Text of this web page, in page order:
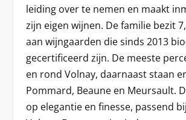
leiding over te nemen en maakt
zijn eigen wijnen. De familie bezit
aan wijngaarden die sinds 2013
gecertificeerd zijn. De meeste
en rond Volnay, daarnaast staan
Pommard, Beaune en Meursault.
op elegantie en finesse, passend